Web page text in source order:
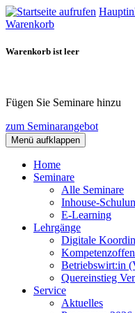
Warenkorb
Warenkorb ist leer
Fügen Sie Seminare hinzu
zum Seminarangebot
Menü aufklappen
Home
Seminare
Alle Seminare
Inhouse-
E-Learning
Lehrgänge
Digitale
Betriebswirt:in
Quereinstieg
Service
Aktuelles